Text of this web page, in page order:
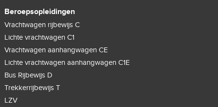
Beroepsopleidingen
Vrachtwagen rijbewijs C
Lichte vrachtwagen C1
Vrachtwagen aanhangwagen CE
Lichte vrachtwagen aanhangwagen C1E
Bus Rijbewijs D
Trekkerrijbewijs T
LZV